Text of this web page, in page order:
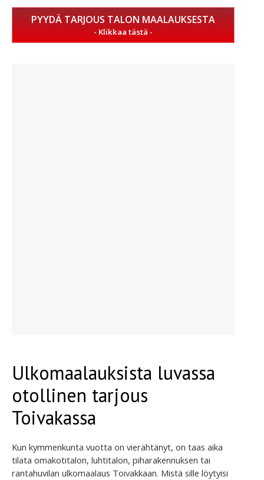
PYYDÄ TARJOUS TALON MAALAUKSESTA
Ulkomaalauksista luvassa
otollinen tarjous
Toivakassa
Kun kymmenkunta vuotta on vierähtänyt, on taas aika
tilata omakotitalon, luhtitalon, piharakennuksen tai
rantahuvilan ulkomaalaus Toivakkaan. Mistä sille löytyisi